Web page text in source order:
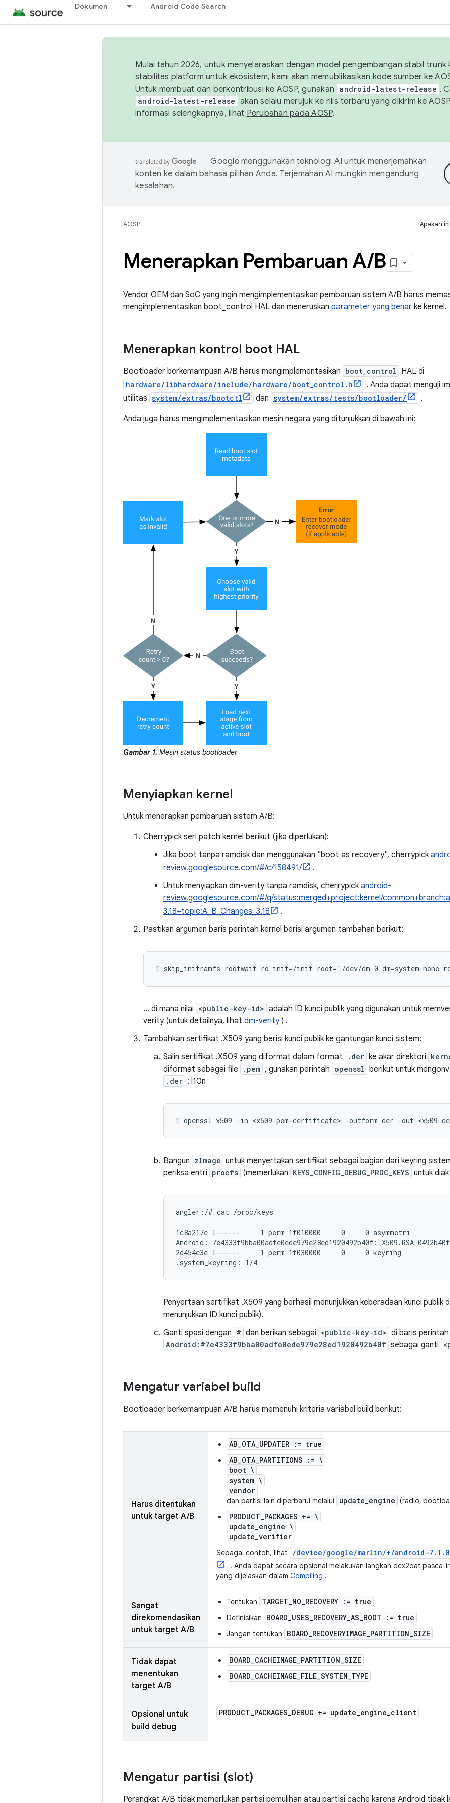
Dokumen Android Code Search
Mulai tahun 2026, untuk menyelaraskan dengan model pengembangan stabil trunk
stabilitas platform untuk ekosistem, kami akan memublikasikan kode sumber ke
Untuk membuat dan berkontribusi ke AOSP, gunakan android-latest-release .
android-latest-release akan selalu merujuk ke rilis terbaru yang dikirim ke
informasi selengkapnya, lihat Perubahan pada AOSP.
Google menggunakan teknologi AI untuk menerjemahkan
konten ke dalam bahasa pilihan Anda. Terjemahan AI mungkin mengandung
kesalahan.
AOSP Apakah
Menerapkan Pembaruan A/B
Vendor OEM dan SoC yang ingin mengimplementasikan pembaruan sistem A/B harus
mengimplementasikan boot_control HAL dan meneruskan parameter yang benar ke kernel.
Menerapkan kontrol boot HAL
Bootloader berkemampuan A/B harus mengimplementasikan boot_control HAL di
hardware/libhardware/include/hardware/boot_control.h
. Anda dapat menguji
utilitas system/extras/bootctl dan system/extras/tests/bootloader/
.
Anda juga harus mengimplementasikan mesin negara yang ditunjukkan di bawah ini:
Gambar 1. Mesin status bootloader
Menyiapkan kernel
Untuk menerapkan pembaruan sistem A/B:
Cherrypick seri patch kernel berikut (jika diperlukan):
Jika boot tanpa ramdisk dan menggunakan "boot as recovery", cherrypick
review.googlesource.com/#/c/158491/
.
Untuk menyiapkan dm-verity tanpa ramdisk, cherrypick android-
review.googlesource.com/#/q/status:merged+project:kernel/
3.18+topic:A_B_Changes_3.18
.
Pastikan argumen baris perintah kernel berisi argumen tambahan berikut:
skip_initramfs rootwait ro init=/init root="/dev/dm-0 dm=system none
... di mana nilai <public-key-id> adalah ID kunci publik yang digunakan untuk
verity (untuk detailnya, lihat dm-verity) .
Tambahkan sertifikat .X509 yang berisi kunci publik ke gantungan kunci sistem:
Salin sertifikat .X509 yang diformat dalam format
.der ke akar direktori
diformat sebagai file
.pem , gunakan perintah openssl berikut untuk
.der : l10n
openssl x509 -in <x509-pem-certificate> -outform der -out <x509-
Bangun zImage untuk menyertakan sertifikat sebagai bagian dari keyring
periksa entri procfs (memerlukan KEYS_CONFIG_DEBUG_PROC_KEYS untuk
angler:/# cat /proc/keys
1c8a217e I------     1 perm 1f010000     0     0 asymmetri
Android: 7e4333f9bba00adfe0ede979e28ed1920492b40f: X509.RSA
2d454e3e I------     1 perm 1f030000     0     0 keyring
.system_keyring: 1/4
Penyertaan sertifikat .X509 yang berhasil menunjukkan keberadaan kunci publik
menunjukkan ID kunci publik).
Ganti spasi dengan # dan berikan sebagai <public-key-id> di baris
Android:#7e4333f9bba00adfe0ede979e28ed1920492b40f sebagai ganti
Mengatur variabel build
Bootloader berkemampuan A/B harus memenuhi kriteria variabel build berikut:
Harus ditentukan
untuk target A/B
AB_OTA_UPDATER := true
AB_OTA_PARTITIONS := \
boot \
system \
vendor
dan partisi lain diperbarui melalui update_engine (radio,
PRODUCT_PACKAGES += \
update_engine \
update_verifier
Sebagai contoh, lihat /device/google/marlin/+/android-7. 1 . 0
. Anda dapat secara opsional melakukan langkah dex2oat
yang dijelaskan dalam Compiling .
Sangat
direkomendasikan
untuk target A/B
Tentukan TARGET_NO_RECOVERY := true
Definisikan BOARD_USES_RECOVERY_AS_BOOT := true
Jangan tentukan BOARD_RECOVERYIMAGE_PARTITION_SIZE
Tidak dapat
menentukan
target A/B
BOARD_CACHEIMAGE_PARTITION_SIZE
BOARD_CACHEIMAGE_FILE_SYSTEM_TYPE
Opsional untuk
build debug
PRODUCT_PACKAGES_DEBUG += update_engine_client
Mengatur partisi (slot)
Perangkat A/B tidak memerlukan partisi pemulihan atau partisi cache karena Android tidak